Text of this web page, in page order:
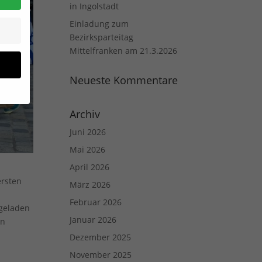
in Ingolstadt
Einladung zum
Bezirksparteitag
Mittelfranken am 21.3.2026
Neueste Kommentare
Archiv
Juni 2026
Mai 2026
April 2026
März 2026
Februar 2026
Januar 2026
Dezember 2025
November 2025
die